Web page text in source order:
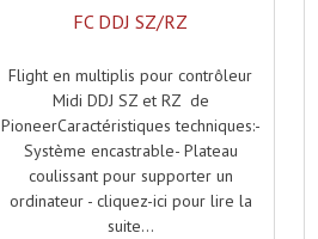
FC DDJ SZ/RZ
Flight en multiplis pour contrôleur
Midi DDJ SZ et RZ de
PioneerCaractéristiques techniques:-
Système encastrable- Plateau
coulissant pour supporter un
ordinateur - cliquez-ici pour lire la
suite...